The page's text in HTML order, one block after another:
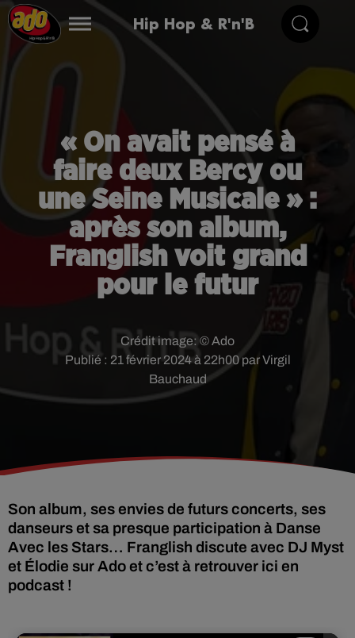
Hip Hop & R'n'B
« On avait pensé à
faire deux Bercy ou
une Seine Musicale » :
après son album,
Franglish voit grand
pour le futur
Publié : 21 février 2024 à 22h00 par Virgil
Bauchaud
Crédit image: © Ado
Son album, ses envies de futurs concerts, ses
danseurs et sa presque participation à Danse
Avec les Stars… Franglish discute avec DJ Myst
et Élodie sur Ado et c’est à retrouver ici en
podcast !